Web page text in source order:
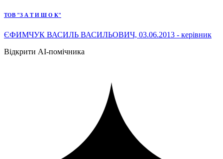
ТОВ "З А Т И Ш О К"
ЄФИМЧУК ВАСИЛЬ ВАСИЛЬОВИЧ, 03.06.2013 - керівник
Відкрити AI-помічника